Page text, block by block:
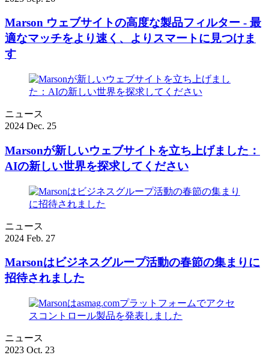
Marson ウェブサイトの高度な製品フィルター - 最
適なマッチをより速く、よりスマートに見つけま
す
ニュース
2024 Dec. 25
Marsonが新しいウェブサイトを立ち上げました：
AIの新しい世界を探求してください
ニュース
2024 Feb. 27
Marsonはビジネスグループ活動の春節の集まりに
招待されました
ニュース
2023 Oct. 23